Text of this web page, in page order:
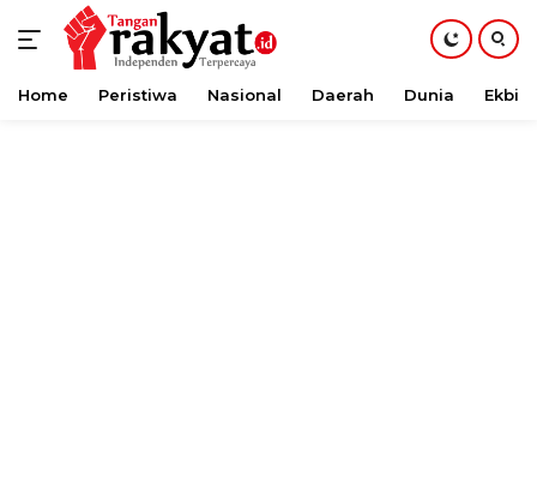
Langsung
Home Peristiwa Nasional Daerah Dunia Ekbis